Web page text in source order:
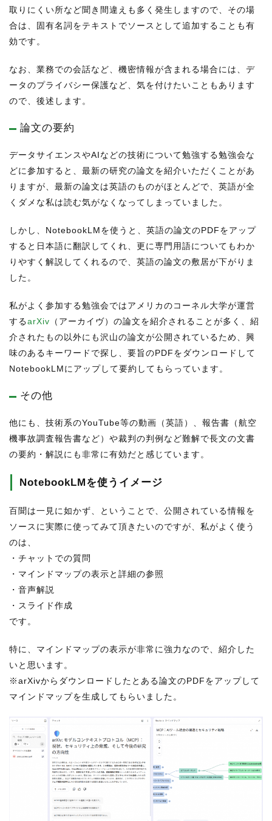
取りにくい所など聞き間違えも多く発生しますので、その場
合は、固有名詞をテキストでソースとして追加することも有
効です。
なお、業務での会話など、機密情報が含まれる場合には、デ
ータのプライバシー保護など、気を付けたいこともあります
ので、後述します。
論文の要約
データサイエンスやAIなどの技術について勉強する勉強会な
どに参加すると、最新の研究の論文を紹介いただくことがあ
りますが、最新の論文は英語のものがほとんどで、英語が全
くダメな私は読む気がなくなってしまっていました。
しかし、NotebookLMを使うと、英語の論文のPDFをアップ
すると日本語に翻訳してくれ、更に専門用語についてもわか
りやすく解説してくれるので、英語の論文の敷居が下がりま
した。
私がよく参加する勉強会ではアメリカのコーネル大学が運営
するarXiv （アーカイヴ）の論文を紹介されることが多く、紹
介されたもの以外にも沢山の論文が公開されているため、興
味のあるキーワードで探し、要旨のPDFをダウンロードして
NotebookLMにアップして要約してもらっています。
その他
他にも、技術系のYouTube等の動画（英語）、報告書（航空
機事故調査報告書など）や裁判の判例など難解で長文の文書
の要約・解説にも非常に有効だと感じています。
NotebookLMを使うイメージ
百聞は一見に如かず、ということで、公開されている情報を
ソースに実際に使ってみて頂きたいのですが、私がよく使う
のは、
・チャットでの質問
・マインドマップの表示と詳細の参照
・音声解説
・スライド作成
です。
特に、マインドマップの表示が非常に強力なので、紹介した
いと思います。
※arXivからダウンロードしたとある論文のPDFをアップして
マインドマップを生成してもらいました。